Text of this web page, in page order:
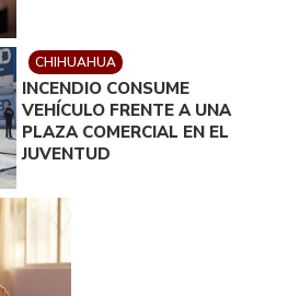
CHIHUAHUA
INCENDIO CONSUME
VEHÍCULO FRENTE A UNA
PLAZA COMERCIAL EN EL
JUVENTUD